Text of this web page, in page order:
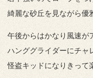
綺麗な砂丘を見ながら優
午後からはかなり風速が
ハンググライダーにチャ
怪盗キッドになりきって